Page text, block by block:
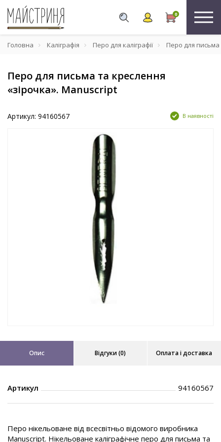
0
Головна Каліграфія Перо для каліграфії Перо для письма
Перо для письма та креслення
«зірочка». Manuscript
Артикул: 94160567 В наявності
Опис Відгуки (0) Оплата і доставка
Артикул 94160567
Перо нікельоване від всесвітньо відомого виробника
Manuscript. Нікельоване каліграфічне перо для письма та